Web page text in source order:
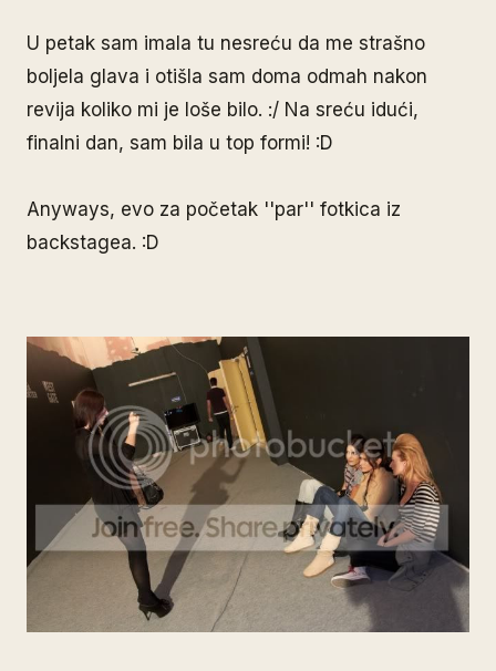
U petak sam imala tu nesreću da me strašno
boljela glava i otišla sam doma odmah nakon
revija koliko mi je loše bilo. :/ Na sreću idući,
finalni dan, sam bila u top formi! :D
Anyways, evo za početak ''par'' fotkica iz
backstagea. :D